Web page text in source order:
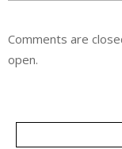
Comments are
open.